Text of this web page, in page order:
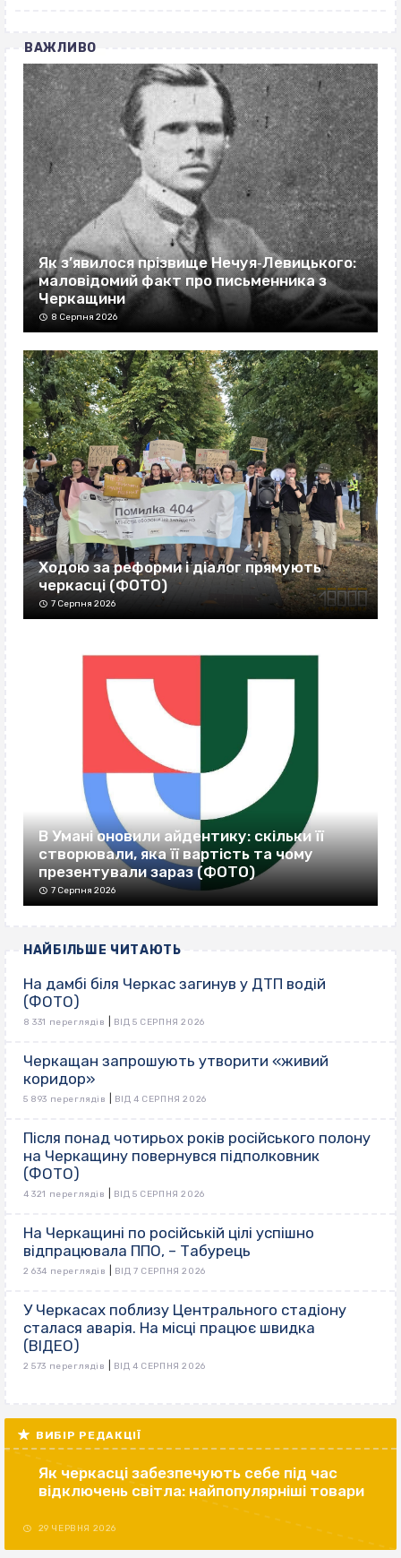
ВАЖЛИВО
Як з’явилося прізвище Нечуя‐Левицького:
маловідомий факт про письменника з
Черкащини
8 Серпня 2026
Ходою за реформи і діалог прямують
черкасці (ФОТО)
7 Серпня 2026
В Умані оновили айдентику: скільки її
створювали, яка її вартість та чому
презентували зараз (ФОТО)
7 Серпня 2026
НАЙБІЛЬШЕ ЧИТАЮТЬ
На дамбі біля Черкас загинув у ДТП водій
(ФОТО)
8 331 переглядів ВІД 5 СЕРПНЯ 2026
Черкащан запрошують утворити «живий
коридор»
5 893 переглядів ВІД 4 СЕРПНЯ 2026
Після понад чотирьох років російського полону
на Черкащину повернувся підполковник
(ФОТО)
4 321 переглядів ВІД 5 СЕРПНЯ 2026
На Черкащині по російській цілі успішно
відпрацювала ППО, – Табурець
2 634 переглядів ВІД 7 СЕРПНЯ 2026
У Черкасах поблизу Центрального стадіону
сталася аварія. На місці працює швидка
(ВІДЕО)
2 573 переглядів ВІД 4 СЕРПНЯ 2026
ВИБІР РЕДАКЦІЇ
Як черкасці забезпечують себе під час
відключень світла: найпопулярніші товари
29 ЧЕРВНЯ 2026